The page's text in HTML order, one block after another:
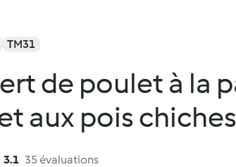
TM31
de poulet à la
aux pois chiches
3.1 35 évaluations